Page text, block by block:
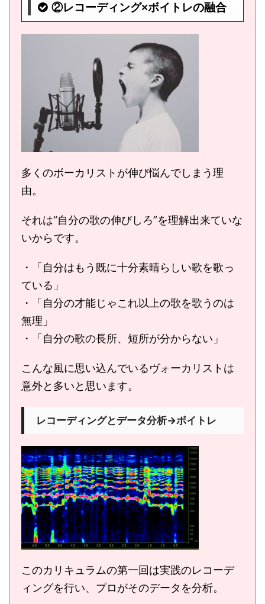
②レコーディング×ボイトレの融合
多くのボーカリストが伸び悩んでしまう理
由。
それは“自分の歌の伸びしろ”を理解出来ていな
いからです。
・「自分はもう既に十分素晴らしい歌を歌っ
ている」
・「自分の才能じゃこれ以上の歌を歌うのは
無理」
・「自分の歌の長所、短所が分からない」
こんな風に思い込んでいるヴォーカリストは
意外と多いと思います。
レコーディングとデータ分析→ボイトレ
このカリキュラムの第一回は実践のレコーデ
ィングを行い、プロがそのデータを分析。